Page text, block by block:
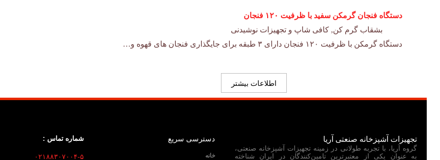
دستگاه فنجان گرمکن سفید با ظرفیت ۱۲۰ فنجان
بشقاب گرم کن, کافی شاپ و تجهیزات نوشیدنی
دستگاه گرمکن با ظرفیت ۱۲۰ فنجان دارای ۳ طبقه برای جایگذاری فنجان های قهوه و…
اطلاعات بیشتر
تجهیزات آشپزخانه صنعتی آریا
گروه آریا، با تجربه طولانی در زمینه تجهیزات آشپزخانه صنعتی،
به عنوان یکی از معتبرترین تامین‌کنندگان در ایران شناخته
دسترسی سریع
خانه
شماره تماس :
۰۲۱۸۸۳۰۷۰۰۴-۵